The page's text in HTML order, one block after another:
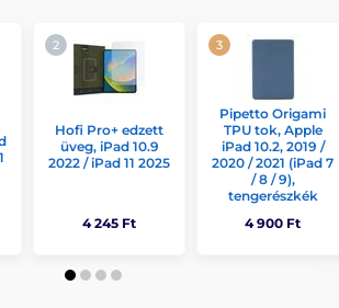
Hofi Pro+ edzett
üveg, iPad 10.9
2022 / iPad 11 2025
4 245 Ft
Pipetto Origami
TPU tok, Apple
iPad 10.2, 2019 /
2020 / 2021 (iPad 7
/ 8 / 9),
tengerészkék
4 900 Ft